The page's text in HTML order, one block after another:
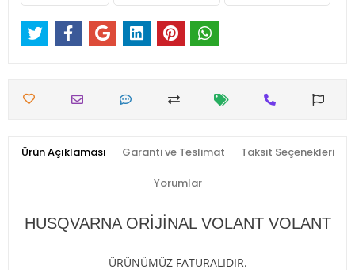
Ürün Açıklaması Garanti ve Teslimat Taksit Seçenekleri
Yorumlar
HUSQVARNA ORİJİNAL VOLANT VOLANT
ÜRÜNÜMÜZ FATURALIDIR.